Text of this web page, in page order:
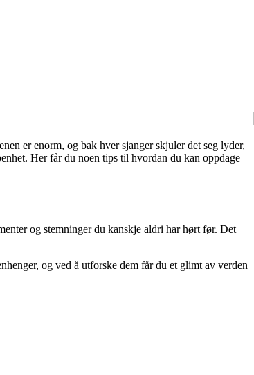
er enorm, og bak hver sjanger skjuler det seg lyder,
Her får du noen tips til hvordan du kan oppdage
og stemninger du kanskje aldri har hørt før. Det
og ved å utforske dem får du et glimt av verden